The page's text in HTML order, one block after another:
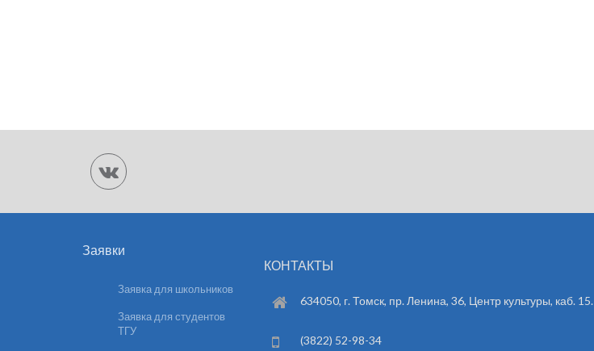
Заявки
Заявка для школьников
Заявка для студентов
ТГУ
КОНТАКТЫ
634050, г. Томск, пр. Ленина, 36, Центр культуры, каб. 15.
(3822) 52-98-34